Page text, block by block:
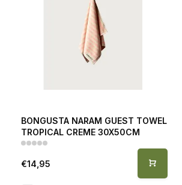
BONGUSTA NARAM GUEST TOWEL
TROPICAL CREME 30X50CM
€14,95